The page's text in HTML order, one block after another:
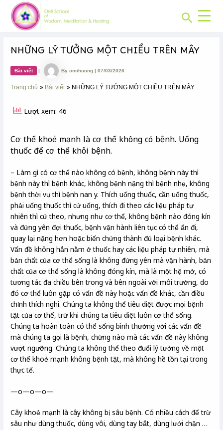
content
Search
NHỮNG LÝ TƯỞNG MỘT CHIỀU TRÊN MÂY
Bài viết | Byomihuong|07/03/2026
Trang chủ Bài viết NHỮNG LÝ TƯỞNG MỘT CHIỀU TRÊN MÂY
Lượt xem: 46
Cơ thể khoẻ mạnh là cơ thể không có bệnh. Uống
thuốc để cơ thể khỏi bệnh.
– Làm gì có cơ thể nào không có bệnh, không bệnh này thì
bệnh này thì bệnh khác, không bệnh nặng thì bệnh nhẹ, không
bệnh thời vụ thì bệnh nan y. Thích uống thuốc, cần uống thuốc,
phải uống thuốc thì cứ uống, thích đi theo các liệu pháp tự
nhiên thì cứ theo, nhưng như cơ thể, không bệnh nào đóng kín
và đứng yên đợi thuốc, bệnh vận hành liên tục có thể ẩn đi,
quay lại nặng hơn hoặc biến chứng thành đủ loại bệnh khác.
Vấn đề không hẳn nằm ở thuốc hay các liệu pháp tự nhiên, mà
bản chất của cơ thể sống là không đứng yên mà vận hành, bản
chất của cơ thể sống là không đóng kín, mà là một hệ mở, có
tương tác đa chiều bên trong và bên ngoài với môi trường, do
đó cơ thể luôn gặp có vấn đề này hoặc vấn đề khác, cần điều
chỉnh thích nghi. Chúng ta không thể tiêu diệt được mọi bệnh
tật của cơ thể, trừ khi chúng ta tiêu diệt luôn cơ thể sống.
Chúng ta hoàn toàn có thể sống bình thường với các vấn đề
mà chúng ta gọi là bệnh, chừng nào mà các vấn đề này không
vượt ngưỡng. Chúng ta không thể theo đuổi lý tưởng về một
cơ thể khoẻ mạnh không bệnh tật, mà không hề tồn tại trong
thực tế.
—o—o—o—
Cây khoẻ mạnh là cây không bị sâu bệnh. Có nhiều cách để trừ
sâu như dùng thuốc, dùng vôi, dùng tay bắt, dùng lưới chặn …
Post
navigation
CHUYÊN
MỤC: